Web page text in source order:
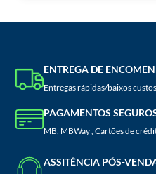
ENTREGA DE
Entregas rápidas/baixos custos
PAGAMENTOS
MB, MBWay , Cartões de
ASSITÊNCIA PÓS-